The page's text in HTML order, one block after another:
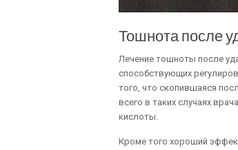
Тошнота после
Лечение тошноты после
способствующих
того, что скопившаяся
всего в таких случаях
кислоты.
Кроме того хороший